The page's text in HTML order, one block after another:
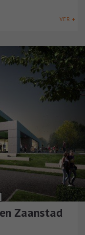
VER +
Zaanstad